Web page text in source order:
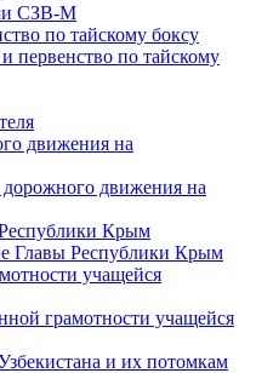
СЗВ-М
первенство по тайскому
дорожного движения на
Главы Республики Крым
грамотности учащейся